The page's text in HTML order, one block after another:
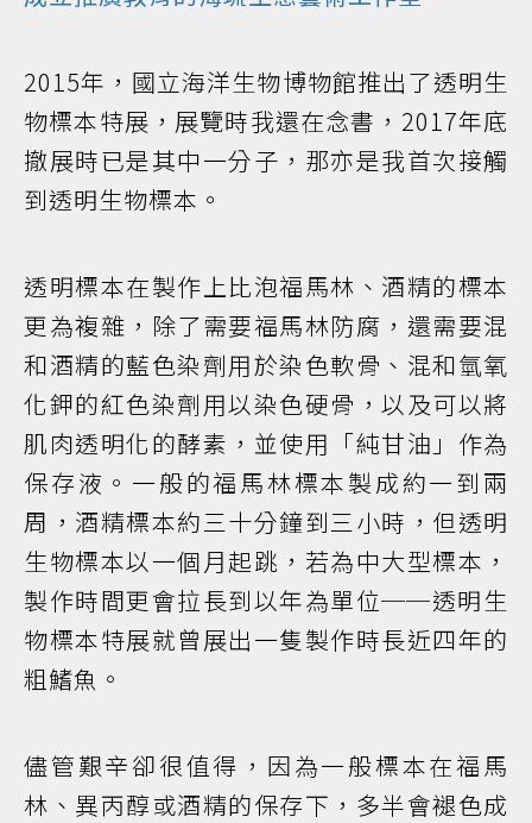
2015年，國立海洋生物博物館推出了透明生
物標本特展，展覽時我還在念書，2017年底
撤展時已是其中一分子，那亦是我首次接觸
到透明生物標本。
透明標本在製作上比泡福馬林、酒精的標本
更為複雜，除了需要福馬林防腐，還需要混
和酒精的藍色染劑用於染色軟骨、混和氫氧
化鉀的紅色染劑用以染色硬骨，以及可以將
肌肉透明化的酵素，並使用「純甘油」作為
保存液。一般的福馬林標本製成約一到兩
周，酒精標本約三十分鐘到三小時，但透明
生物標本以一個月起跳，若為中大型標本，
製作時間更會拉長到以年為單位──透明生
物標本特展就曾展出一隻製作時長近四年的
粗鰭魚。
儘管艱辛卻很值得，因為一般標本在福馬
林、異丙醇或酒精的保存下，多半會褪色成